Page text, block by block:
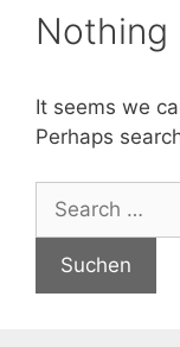
Nothing
It seems we
Perhaps
Suchen
nach: